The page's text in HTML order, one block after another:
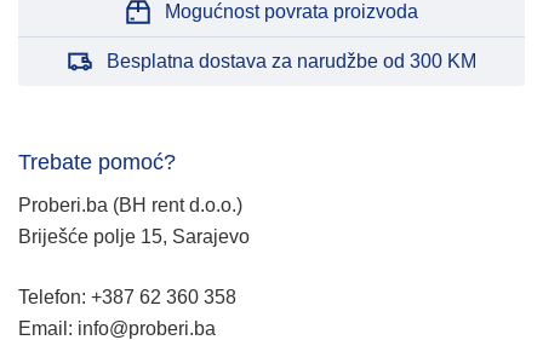
Mogućnost povrata proizvoda
Besplatna dostava za narudžbe od 300 KM
Trebate pomoć?
Proberi.ba (BH rent d.o.o.)
Briješće polje 15, Sarajevo
Telefon: +387 62 360 358
Email: info@proberi.ba